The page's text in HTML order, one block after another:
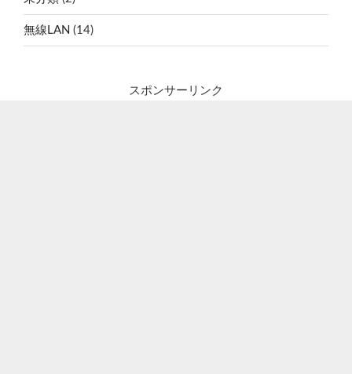
無線LAN (14)
スポンサーリンク